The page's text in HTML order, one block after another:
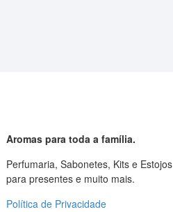
Aromas para toda a família.
Perfumaria, Sabonetes, Kits e Estojos
para presentes e muito mais.
Política de Privacidade